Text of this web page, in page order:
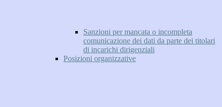
Sanzioni per mancata o incompleta
comunicazione dei dati da parte dei titolari
di incarichi dirigenziali
Posizioni organizzative